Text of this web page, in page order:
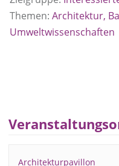
Themen: Architektur,
Umweltwissenschaften
Architekturpavillon